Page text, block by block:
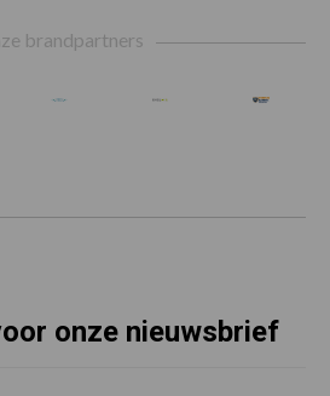
brandpartners
onze nieuwsbrief